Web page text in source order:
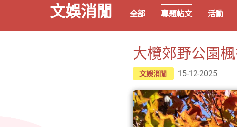
文娛消閒 全部 專題帖文 活動
大欖郊野公園
文娛消閒 15-12-2025